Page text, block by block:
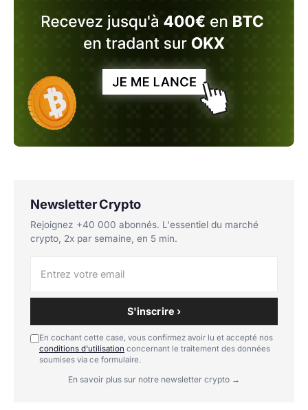
Newsletter Crypto
Rejoignez +40 000 abonnés. L'essentiel du marché
crypto, 2x par semaine, en 5 min.
S'inscrire ›
En cochant cette case, vous confirmez avoir lu et accepté nos
conditions d'utilisation concernant le traitement des données
soumises via ce formulaire.
En savoir plus sur notre newsletter crypto →